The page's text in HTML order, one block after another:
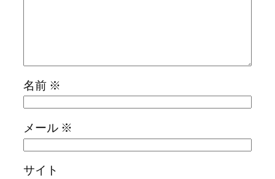
名前 ※
メール ※
サイト